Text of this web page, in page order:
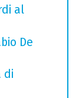
al
De
di